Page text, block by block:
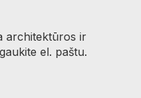
architektūros ir
el. paštu.